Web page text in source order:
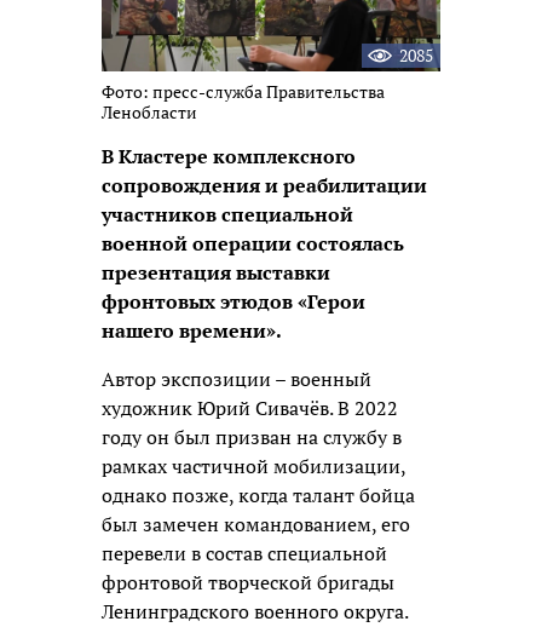
2085
Фото: пресс-служба Правительства
Ленобласти
В Кластере комплексного
сопровождения и реабилитации
участников специальной
военной операции состоялась
презентация выставки
фронтовых этюдов «Герои
нашего времени».
Автор экспозиции – военный
художник Юрий Сивачёв. В 2022
году он был призван на службу в
рамках частичной мобилизации,
однако позже, когда талант бойца
был замечен командованием, его
перевели в состав специальной
фронтовой творческой бригады
Ленинградского военного округа.